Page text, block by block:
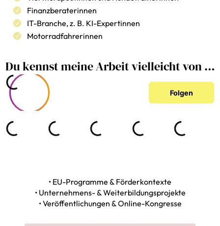
Finanzberaterinnen
IT-Branche, z. B. KI-Expertinnen
Motorradfahrerinnen
Du kennst meine Arbeit vielleicht von …
• EU-Programme & Förderkontexte
• Unternehmens- & Weiterbildungsprojekte
•Veröffentlichungen & Online-Kongresse